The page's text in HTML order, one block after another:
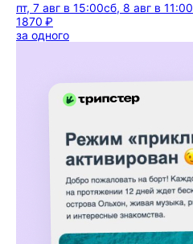
пт, 7 авг в 15:00сб, 8 авг в 11:00
1870 ₽
за одного